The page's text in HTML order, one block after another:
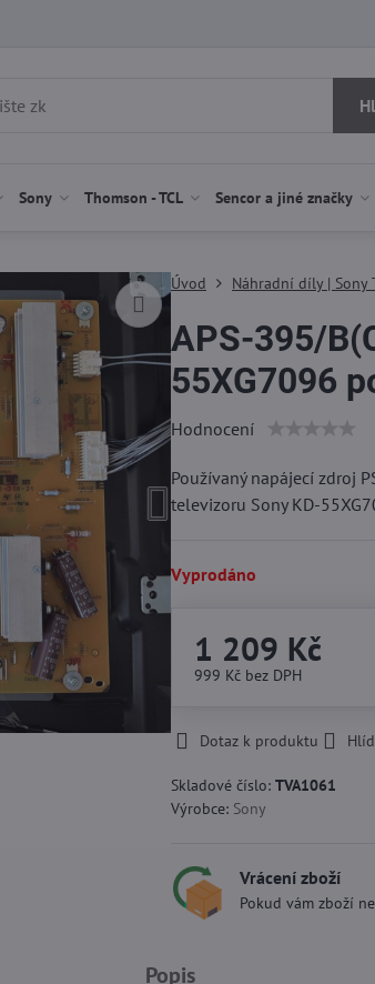
Sony Thomson - TCL Sencor a jiné značky
Úvod Náhradní díly | Sony
APS-395/
55XG7096
Hodnocení
Používaný napájecí zdroj
televizoru Sony KD-
Vyprodáno
1 209 Kč
999 Kč bez DPH
Dotaz k produktu
Skladové číslo: TVA1061
Výrobce: Sony
Vrácení zboží
Pokud vám zboží
Popis